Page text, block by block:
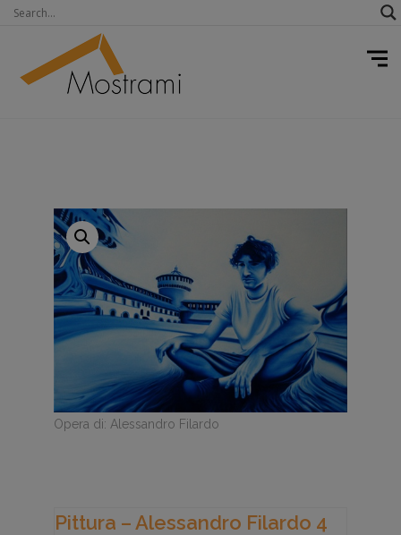
Opera di: Alessandro Filardo
Pittura – Alessandro Filardo 4